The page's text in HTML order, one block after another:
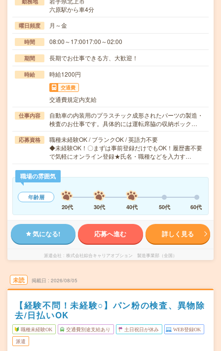
六原駅から車4分
曜日頻度 月～金
時間 08:00～17:0017:00～02:00
期間 長期でお仕事できる方、大歓迎！
時給 時給1200円
交通費
交通費規定内支給
仕事内容
自動車の内装用のプラスチック成形されたパーツの製造・
検査のお仕事です。具体的には運転席脇の収納ボック…
応募資格
職種未経験OK / ブランクOK / 英語力不要
◆未経験OK！〇まずは事前登録だけでもOK！履歴書不要
で気軽にオンライン登録★氏名・職種などを入力す…
職場の雰囲気
年齢層
20代
30代 40代 50代 60代
気になる! 応募へ進む 詳しく見る
派遣会社 株式会社綜合キャリアオプション 製造事業部（全国）
未読 掲載日 2026/08/05
【経験不問！未経験○】パン粉の検査、異物除
去/日払いOK
職種未経験OK 交通費別途支給あり 土日祝日が休み WEB登録OK
派遣